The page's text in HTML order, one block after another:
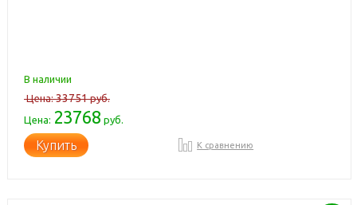
В наличии
Цена:33751руб.
Цена: 23768 руб.
Купить К сравнению